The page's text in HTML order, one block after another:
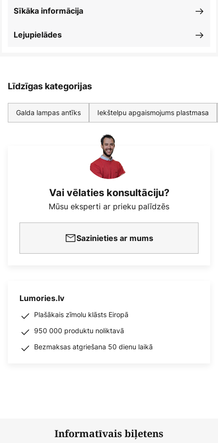
Sīkāka informācija
Lejupielādes
Līdzīgas kategorijas
Galda lampas antīks Iekštelpu apgaismojums plastmasa
Vai vēlaties konsultāciju?
Mūsu eksperti ar prieku palīdzēs
Sazinieties ar mums
Lumories.lv
Plašākais zīmolu klāsts Eiropā
950 000 produktu noliktavā
Bezmaksas atgriešana 50 dienu laikā
Informatīvais biļetens